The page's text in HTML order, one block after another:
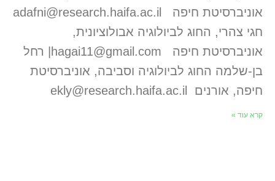
אוניברסיטת חיפה adafni@research.haifa.ac.il
חגי צהרי, החוג לביולוגיה אבולוציונית,
אוניברסיטת חיפה hagai11@gmail.com| רחל
בן-שלמה החוג לביולוגיה וסביבה, אוניברסיטת
חיפה, אורנים ekly@research.haifa.ac.il
קרא עוד »